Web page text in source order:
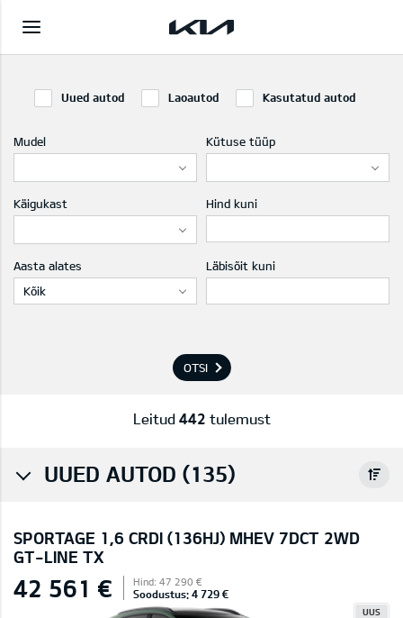
Uued autod Laoautod Kasutatud autod
Mudel Kütuse tüüp
Käigukast Hind kuni
Aasta alates
Kõik
Läbisõit kuni
OTSI
Leitud 442 tulemust
UUED AUTOD (135)
SPORTAGE 1,6 CRDI (136HJ) MHEV 7DCT 2WD
GT-LINE TX
42 561 € Hind: 47 290 €
Soodustus: 4 729 €
UUS